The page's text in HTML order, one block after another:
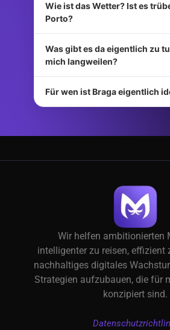
Wie ist das Wetter? Ist es
Porto?
Was gibt es da eigentlich zu
mich langweilen?
Für wen ist Braga eigentlich
Wir helfen ambitionierten
intelligenter zu reisen, effizient
nachhaltiges digitales
Strategien aufzubauen, die für
konzipiert sind.